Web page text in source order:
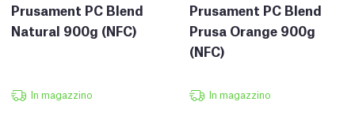
Prusament PC Blend
Natural 900g (NFC)
In magazzino
Prusament PC Blend
Prusa Orange 900g
(NFC)
In magazzino